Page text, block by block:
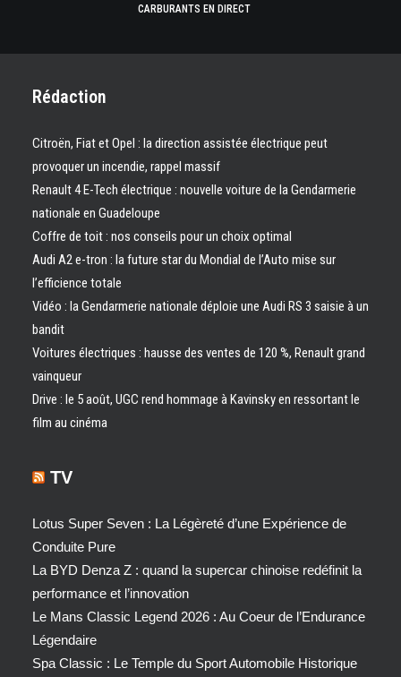
CARBURANTS EN DIRECT
Rédaction
Citroën, Fiat et Opel : la direction assistée électrique peut
provoquer un incendie, rappel massif
Renault 4 E-Tech électrique : nouvelle voiture de la Gendarmerie
nationale en Guadeloupe
Coffre de toit : nos conseils pour un choix optimal
Audi A2 e-tron : la future star du Mondial de l’Auto mise sur
l’efficience totale
Vidéo : la Gendarmerie nationale déploie une Audi RS 3 saisie à un
bandit
Voitures électriques : hausse des ventes de 120 %, Renault grand
vainqueur
Drive : le 5 août, UGC rend hommage à Kavinsky en ressortant le
film au cinéma
TV
Lotus Super Seven : La Légèreté d’une Expérience de
Conduite Pure
La BYD Denza Z : quand la supercar chinoise redéfinit la
performance et l’innovation
Le Mans Classic Legend 2026 : Au Coeur de l’Endurance
Légendaire
Spa Classic : Le Temple du Sport Automobile Historique